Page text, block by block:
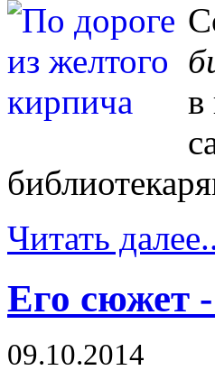
в
Читать
Его сюжет
09.10.2014